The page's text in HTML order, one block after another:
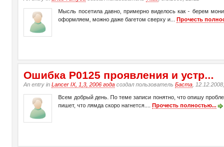
Мысль посетила давно, примерно виделось как - берем
оформляем, можно даже багетом сверху и...Прочесть
Ошибка Р0125 проявления и устр...
An entry inLancer IX, 1,3, 2006 года создал пользовательБаста ,
Всем добрый день. По теме записи понятно, что опишу
пишет, что лямда скоро нагнется....
Прочесть полностью...